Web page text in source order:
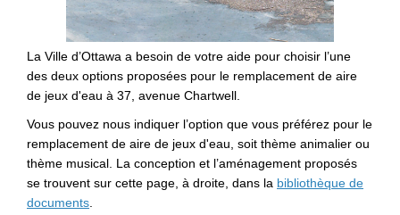
La Ville d’Ottawa a besoin de votre aide pour choisir l’une
des deux options proposées pour le remplacement de aire
de jeux d'eau à 37, avenue Chartwell.
Vous pouvez nous indiquer l’option que vous préférez pour le
remplacement de aire de jeux d'eau, soit thème animalier ou
thème musical. La conception et l’aménagement proposés
se trouvent sur cette page, à droite, dans la bibliothèque de
documents.